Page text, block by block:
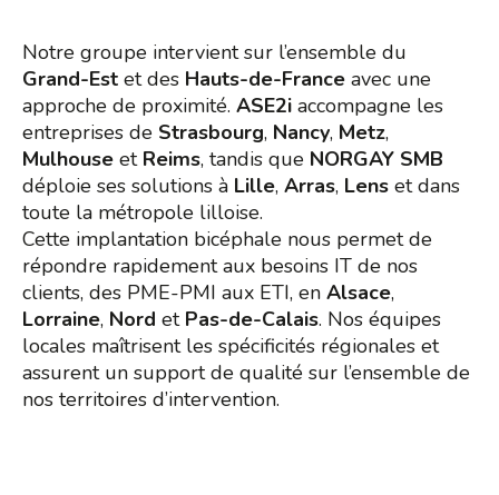
Notre groupe intervient sur l’ensemble du
Grand-Est et des Hauts-de-France avec une
approche de proximité. ASE2i accompagne les
entreprises de Strasbourg, Nancy, Metz,
Mulhouse et Reims, tandis que NORGAY SMB
déploie ses solutions à Lille, Arras, Lens et dans
toute la métropole lilloise.
Cette implantation bicéphale nous permet de
répondre rapidement aux besoins IT de nos
clients, des PME-PMI aux ETI, en Alsace,
Lorraine, Nord et Pas-de-Calais. Nos équipes
locales maîtrisent les spécificités régionales et
assurent un support de qualité sur l’ensemble de
nos territoires d’intervention.